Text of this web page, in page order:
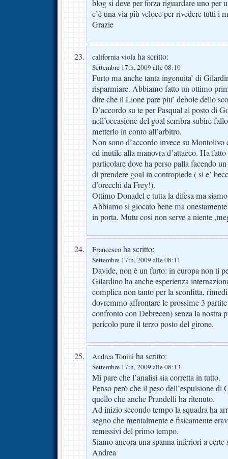
blog si deve per forza riguardare uno per
c’è una via più veloce per rivedere tutti i
Grazie
california violaha scritto:
Settembre 17th, 2009 alle 08:10
Furto ma anche tanta ingenuita’ di
risparmiare. Abbiamo fatto un ottimo
dire che il Lione pare piu’ debole dello
D’accordo su te per Pasqual al posto di
nell’occasione del goal sembra subire
metterlo in conto all’arbitro.
Non sono d’accordo invece su Montolivo
ed inutile alla manovra d’attacco. Ha
particolare dove ha perso palla facendo
di prendere goal in contropiede ( si e’
d’orecchi da Frey!).
Ottimo Donadel e tutta la difesa ma
Abbiamo si giocato bene ma
in porta. Mutu cosi non serve a niente
Francesco ha scritto:
Settembre 17th, 2009 alle 08:11
Davide, non è un furto: in europa non ti
Gilardino ha anche esperienza
complica non tanto per la sconfitta,
dovremmo affrontare le prossime 3
confronto con Debrecen) senza la nostra
pericolo pure il terzo posto del girone.
Andrea Tonini ha scritto:
Settembre 17th, 2009 alle 08:13
Mi pare che l’analisi sia corretta in tutto.
Penso però che il peso dell’espulsione
quello che anche Prandelli ha ritenuto.
Ad inizio secondo tempo la squadra ha
segno che mentalmente e fisicamente
remissivi del primo tempo.
Siamo ancora una spanna inferiori a
Andrea